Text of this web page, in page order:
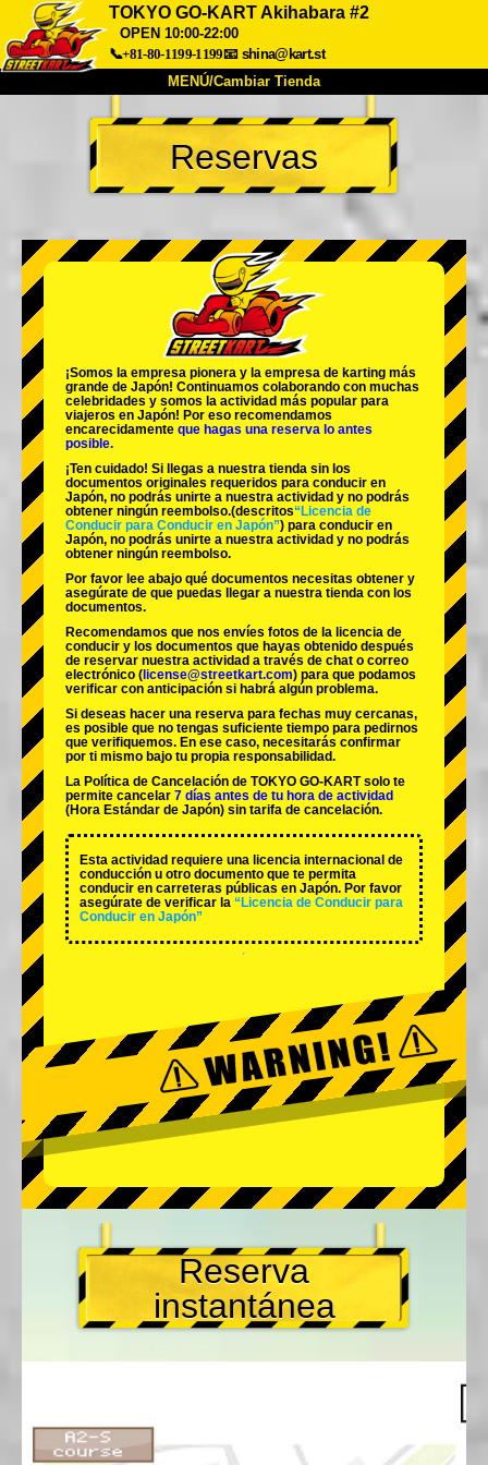
TOKYO GO-KART Akihabara #2
OPEN 10:00-22:00
📞+81-80-1199-1199📧 shina@kart.st
MENÚ/Cambiar Tienda
Acerca de Especificaciones Precios
Acceso Testimonios Preguntas Frecuentes
Reservas
Cambiar Tienda
Tokyo Akihabara#1
Tokyo Akihabara#2
Tokyo Shibuya Annex Tokyo Bay
Tokyo Asakusa Osaka
Okinawa
Reservas
¡Somos la empresa pionera y la empresa de karting más
grande de Japón! Continuamos colaborando con muchas
celebridades y somos la actividad más popular para
viajeros en Japón! Por eso recomendamos
encarecidamente que hagas una reserva lo antes
posible.
¡Ten cuidado! Si llegas a nuestra tienda sin los
documentos originales requeridos para conducir en
Japón, no podrás unirte a nuestra actividad y no podrás
obtener ningún reembolso.(descritos“Licencia de
Conducir para Conducir en Japón”) para conducir en
Japón, no podrás unirte a nuestra actividad y no podrás
obtener ningún reembolso.
Por favor lee abajo qué documentos necesitas obtener y
asegúrate de que puedas llegar a nuestra tienda con los
documentos.
Recomendamos que nos envíes fotos de la licencia de
conducir y los documentos que hayas obtenido después
de reservar nuestra actividad a través de chat o correo
electrónico ( license@streetkart.com) para que podamos
verificar con anticipación si habrá algún problema.
Si deseas hacer una reserva para fechas muy cercanas,
es posible que no tengas suficiente tiempo para pedirnos
que verifiquemos. En ese caso, necesitarás confirmar
por ti mismo bajo tu propia responsabilidad.
La Política de Cancelación de TOKYO GO-KART solo te
permite cancelar 7 días antes de tu hora de actividad
(Hora Estándar de Japón) sin tarifa de cancelación.
Esta actividad requiere una licencia internacional de
conducción u otro documento que te permita
conducir en carreteras públicas en Japón. Por favor
asegúrate de verificar la “Licencia de Conducir para
Conducir en Japón”
Reserva
instantánea